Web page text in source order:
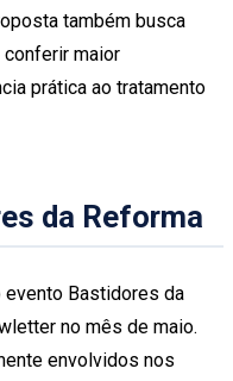
também busca
maior
prática ao tratamento
da Reforma
Bastidores da
no mês de maio.
envolvidos nos